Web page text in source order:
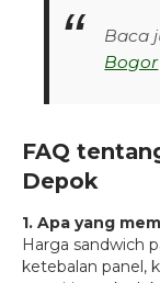
Baca
Bogor
FAQ
Depok
1. Apa yang
Harga sandwich
ketebalan panel,